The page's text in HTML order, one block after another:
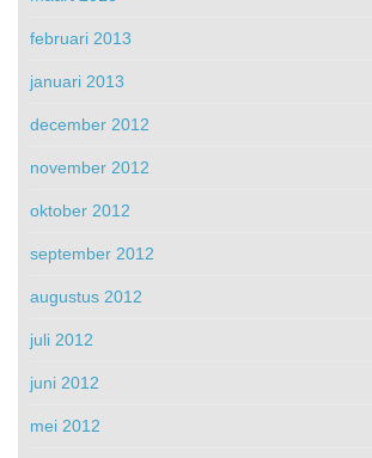
februari 2013
januari 2013
december 2012
november 2012
oktober 2012
september 2012
augustus 2012
juli 2012
juni 2012
mei 2012